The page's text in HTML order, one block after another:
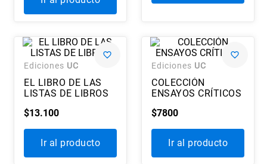
arte
Ediciones UC
EL LIBRO DE LAS
LISTAS DE LIBROS
$13.100
Ir al producto
Ediciones UC
COLECCIÓN
ENSAYOS CRÍTICOS
$7800
Ir al producto